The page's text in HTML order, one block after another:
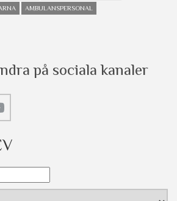
AMBULANSPERSONAL
på sociala kanaler